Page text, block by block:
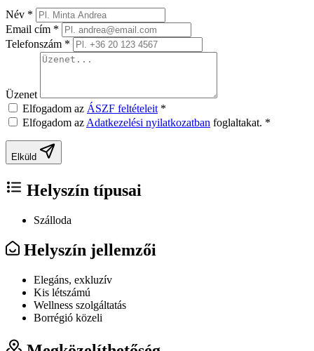
Név *
Email cím *
Telefonszám *
Üzenet
Elfogadom az ÁSZF feltételeit *
Elfogadom az Adatkezelési nyilatkozatban foglaltakat. *
Elküld
Helyszín típusai
Szálloda
Helyszín jellemzői
Elegáns, exkluzív
Kis létszámú
Wellness szolgáltatás
Borrégió közeli